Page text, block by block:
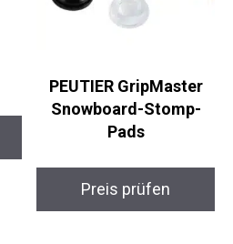
PEUTIER GripMaster
Snowboard-Stomp-
Pads
Preis prüfen